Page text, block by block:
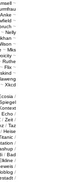
~
Anke ~
~
~
~ Nelly
~
~
~ Mks
~
Ruthe
~ Flix ~
~
~ Xkcd
/
Echo /
/ Zeit /
/ Taz
/ Heise
/
/
/
/ Bad
/
/
/
/